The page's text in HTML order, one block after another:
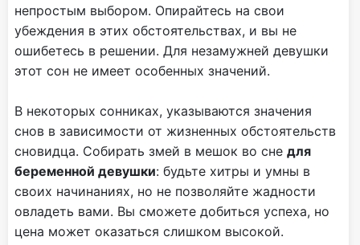
непростым выбором. Опирайтесь на свои
убеждения в этих обстоятельствах, и вы не
ошибетесь в решении. Для незамужней девушки
этот сон не имеет особенных значений.
В некоторых сонниках, указываются значения
снов в зависимости от жизненных обстоятельств
сновидца. Собирать змей в мешок во сне для
беременной девушки: будьте хитры и умны в
своих начинаниях, но не позволяйте жадности
овладеть вами. Вы сможете добиться успеха, но
цена может оказаться слишком высокой.